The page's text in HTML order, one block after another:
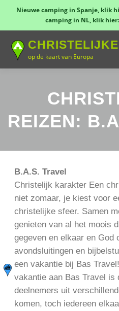
Nieuwe camping in Spanje, klik
camping in NL, klik hier:
inhoud
op de kaart van Europa
AANMELDEN
REIZEN:
B.A.S. Travel
Christelijk karakter Een
niet zomaar, je kiest voor
christelijke sfeer. Samen
genieten van al het moois
gegeven en elkaar en God
avondsluitingen en
een vakantie bij Bas
vakantie aan Bas Travel is
deelnemers uit
komen, toch iedereen